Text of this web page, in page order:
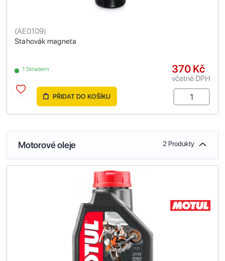
Stahovák magneta
(AE0109)
1 Skladem 370 Kč
včetně DPH
PŘIDAT DO KOŠÍKU
Motorové oleje 2 Produkty